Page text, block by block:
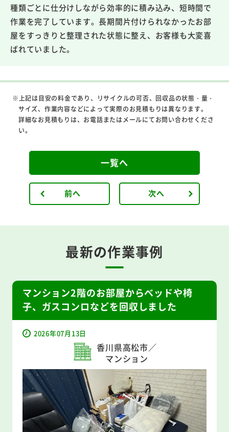
種類ごとに仕分けしながら効率的に積み込み、短時間で
作業を完了しています。長期間片付けられなかったお部
屋をすっきりと整理された状態に整え、お客様も大変喜
ばれていました。
※上記は目安の料金であり、リサイクルの可否、回収品の状態・量・
サイズ、作業内容などによって実際のお見積もりは異なります。
詳細なお見積もりは、お電話またはメールにてお問い合わせくださ
い。
前へ
一覧へ
次へ
最新の作業事例
マンション2階のお部屋からベッドや椅
子、ガスコンロなどを回収しました
2026年07月13日
香川県高松市／
マンション